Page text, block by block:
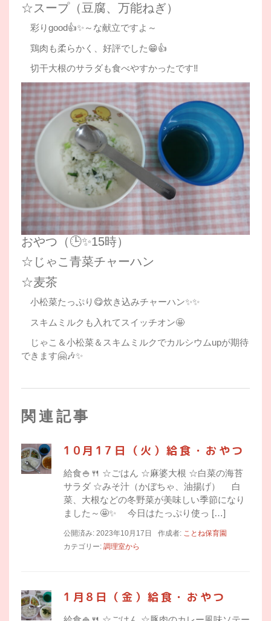
☆スープ（豆腐、万能ねぎ）
彩りgood👍✨～な献立ですよ～
鶏肉も柔らかく、好評でした😁👍
切干大根のサラダも食べやすかったです‼
おやつ（🕒✨15時）
☆じゃこ青菜チャーハン
☆麦茶
小松菜たっぷり😋炊き込みチャーハン✨✨
スキムミルクも入れてスイッチオン🤩
じゃこ＆小松菜＆スキムミルクでカルシウムupが期待
できます🤗🎶✨
関連記事
10月17日（火）給食・おやつ
給食🍚🍴 ☆ごはん ☆麻婆大根 ☆白菜の海苔
サラダ ☆みそ汁（かぼちゃ、油揚げ） 白
菜、大根などの冬野菜が美味しい季節になり
ました～🤩✨ 今日はたっぷり使っ […]
公開済み: 2023年10月17日 作成者: ことね保育園
カテゴリー: 調理室から
1月8日（金）給食・おやつ